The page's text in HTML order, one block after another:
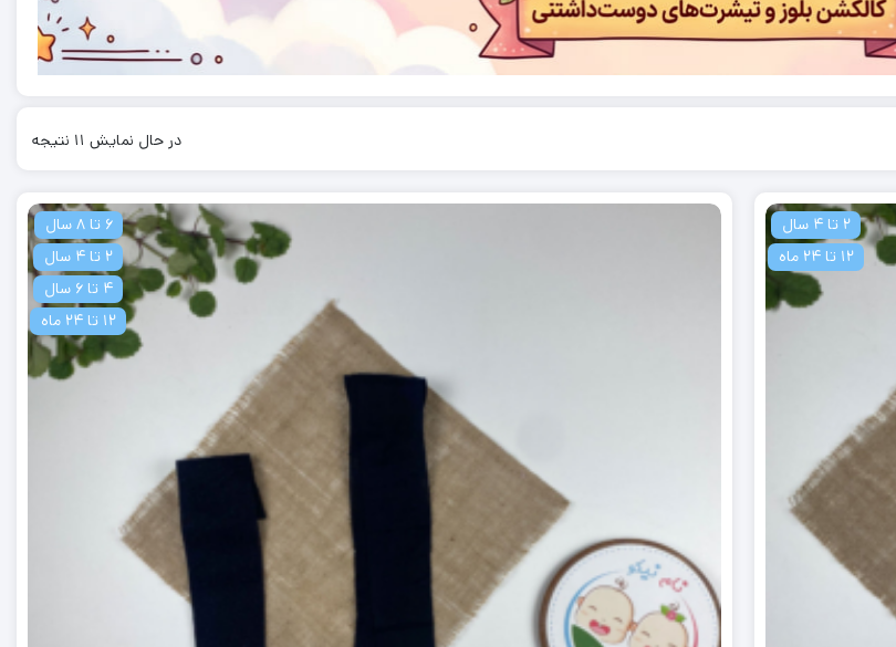
در حال نمایش 11 نتیجه
2 تا 4 سال
12 تا 24 ماه
6 تا 8 سال
2 تا 4 سال
4 تا 6 سال
12 تا 24 ماه